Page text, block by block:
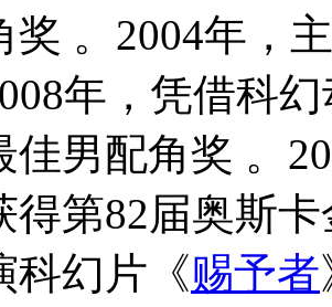
奖 。2004年，
年，凭借科
佳男配角奖 。
得第82届奥斯
科幻片《赐予者